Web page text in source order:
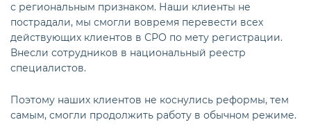
с региональным признаком. Наши клиенты не
пострадали, мы смогли вовремя перевести всех
действующих клиентов в СРО по мету регистрации.
Внесли сотрудников в национальный реестр
специалистов.
Поэтому наших клиентов не коснулись реформы, тем
самым, смогли продолжить работу в обычном режиме.